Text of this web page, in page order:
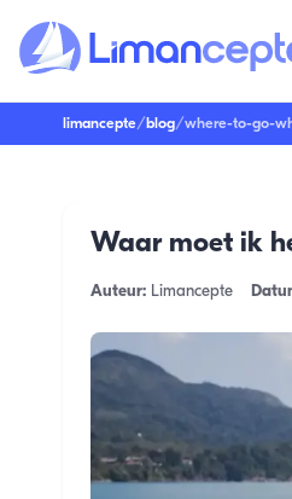
limancepte/ blog/where-to-go-
Waar moet ik
Auteur:Limancepte